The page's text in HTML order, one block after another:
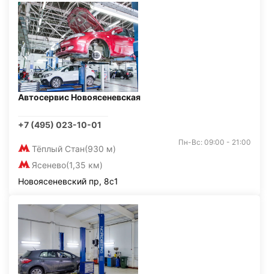
Автосервис Новоясеневская
+7 (495) 023-10-01
Тёплый Стан(930 м)
Ясенево(1,35 км)
Пн-Вс: 09:00 - 21:00
Новоясеневский пр, 8с1